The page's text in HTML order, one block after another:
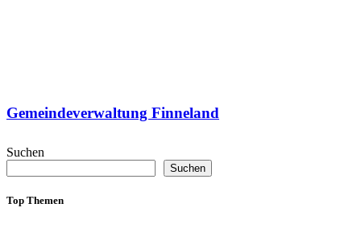
Gemeindeverwaltung Finneland
Suchen
Suchen
Top Themen